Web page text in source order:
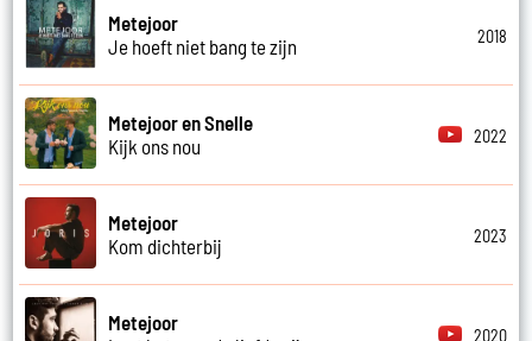
Metejoor
Je hoeft niet bang te zijn
2018
Metejoor en Snelle
Kijk ons nou
2022
Metejoor
Kom dichterbij
2023
Metejoor
2020